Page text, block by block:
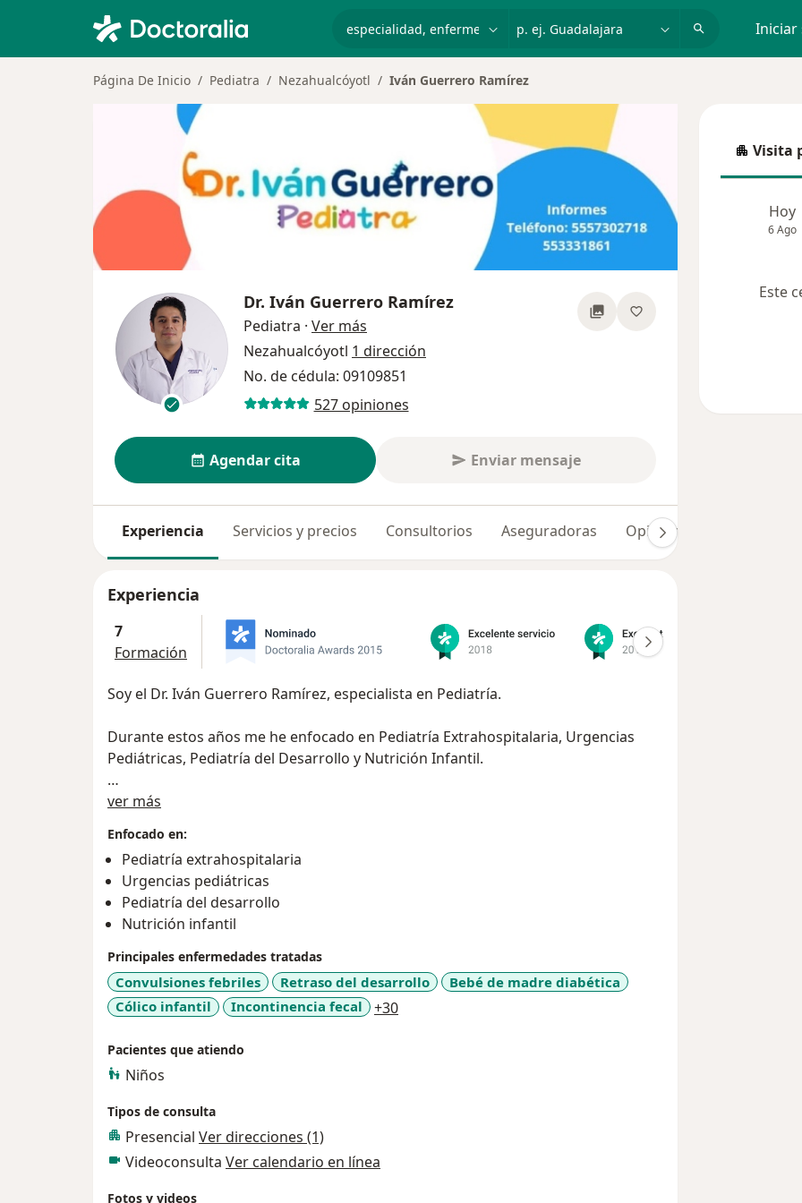
Iniciar
Página De Inicio Pediatra Nezahualcóyotl Iván Guerrero Ramírez
Dr. Iván Guerrero Ramírez
Pediatra · Ver más
Nezahualcóyotl 1 dirección
No. de cédula: 09109851
527 opiniones
Agendar cita Enviar mensaje
Experiencia Servicios y precios Consultorios Aseguradoras Opiniones (527)
Experiencia
7
Formación
Soy el Dr. Iván Guerrero Ramírez, especialista en Pediatría.
Durante estos años me he enfocado en Pediatría Extrahospitalaria, Urgencias
Pediátricas, Pediatría del Desarrollo y Nutrición Infantil.
Mi experiencia me permite ayudar a mis pacientes con diagnósticos y
ayudándolos a recuperar su salud.
ver más
Enfocado en:
Pediatría extrahospitalaria
Urgencias pediátricas
Pediatría del desarrollo
Nutrición infantil
Principales enfermedades tratadas
Convulsiones febriles Retraso del desarrollo
Bebé de madre diabética
Cólico infantil
Incontinencia fecal +30a11y_sr_more_diseases
Pacientes que atiendo
Niños
Tipos de consulta
Presencial Ver direcciones (1)
Videoconsulta Ver calendario en línea
Fotos y videos
Visita
Visita
Hoy
6 Ago
Este